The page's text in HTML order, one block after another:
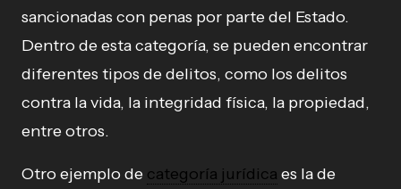
sancionadas con penas por parte del Estado.
Dentro de esta categoría, se pueden encontrar
diferentes tipos de delitos, como los delitos
contra la vida, la integridad física, la propiedad,
entre otros.
Otro ejemplo de categoría jurídica es la de